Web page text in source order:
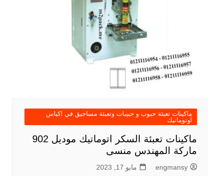
ماكينات تعبئة حبوب و حبيبات وتعبئة مساحيق في اكياس
اوتوماتيك
ماكينات تعبئة السكر اتوماتيك موديل 902
ماركة المهندس منسى
engmansy مايو 17, 2023